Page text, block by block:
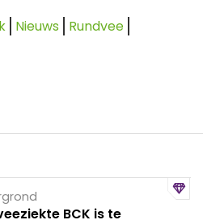
Nieuws Rundvee
BCK is te